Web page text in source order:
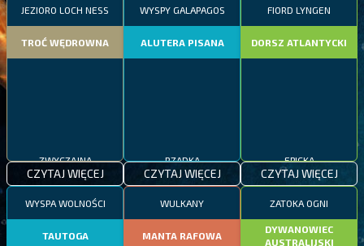
JEZIORO LOCH NESS
TROĆ WĘDROWNA
ZWYCZAJNA
CZYTAJ WIĘCEJ
WYSPY GALAPAGOS
ALUTERA PISANA
RZADKA
CZYTAJ WIĘCEJ
FIORD LYNGEN
DORSZ ATLANTYCKI
EPICKA
CZYTAJ WIĘCEJ
WYSPA WOLNOŚCI
TAUTOGA
WULKANY
MANTA RAFOWA
ZATOKA OGNI
DYWANOWIEC
AUSTRALIJSKI